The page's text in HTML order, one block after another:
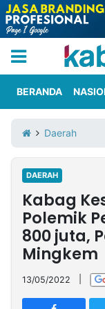
Iklan
Berita
Kami
Nasional
International
Olahraga
Entertainment
Daerah
Pariwisata
Kuliner
Kolom
Network
PT
TREETAN
BERANDA
Daerah
DAERAH
Kabag
Polemik
800 juta,
Mingkem
13/05/2022